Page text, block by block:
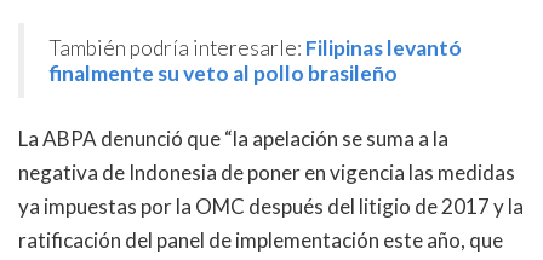
También podría interesarle: Filipinas levantó
finalmente su veto al pollo brasileño
La ABPA denunció que “la apelación se suma a la
negativa de Indonesia de poner en vigencia las medidas
ya impuestas por la OMC después del litigio de 2017 y la
ratificación del panel de implementación este año, que